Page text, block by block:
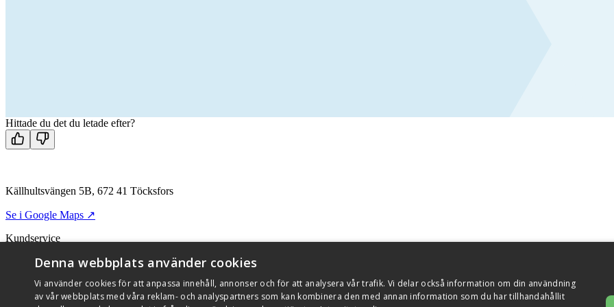
Hittade du det du letade efter?
Källhultsvängen 5B, 672 41 Töcksfors
Se i Google Maps ↗
Kundservice
+46 (0)10 209 86 00
Kontakta oss Kontakt och support Sök återförsäljare Integritetspolicy och cookies
Om FlexitAktuellt Miljö och kvalitetssäkring Alarmkoder FAQ Qnister Visselblåsningsfunktion
Denna webbplats använder cookies
Vi använder cookies för att anpassa innehåll, annonser och för att analysera vår trafik. Vi delar också information om din användning
av vår webbplats med våra reklam- och analyspartners som kan kombinera den med annan information som du har tillhandahållit